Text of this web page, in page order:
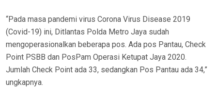
“Pada masa pandemi virus Corona Virus Disease 2019
(Covid-19) ini, Ditlantas Polda Metro Jaya sudah
mengoperasionalkan beberapa pos. Ada pos Pantau, Check
Point PSBB dan PosPam Operasi Ketupat Jaya 2020.
Jumlah Check Point ada 33, sedangkan Pos Pantau ada 34,”
ungkapnya.